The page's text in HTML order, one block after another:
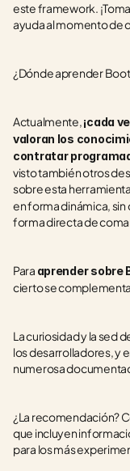
este framework.
ayuda al momento de
¿Dónde aprender
Actualmente, ¡cada
valoran los
contratar
visto también otros
sobre esta
en forma dinámica,
forma directa de
Para aprender sobre
cierto se
La curiosidad y la sed
los desarrolladores, y
numerosa
¿La recomendación?
que incluyen
para los más